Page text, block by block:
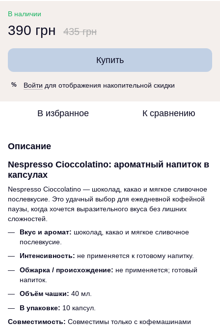
В наличии
390 грн 435 грн
Купить
% Войти для отображения накопительной скидки
В избранное К сравнению
Описание
Nespresso Cioccolatino: ароматный напиток в
капсулах
Nespresso Cioccolatino — шоколад, какао и мягкое сливочное
послевкусие. Это удачный выбор для ежедневной кофейной
паузы, когда хочется выразительного вкуса без лишних
сложностей.
Вкус и аромат: шоколад, какао и мягкое сливочное
послевкусие.
Интенсивность: не применяется к готовому напитку.
Обжарка / происхождение: не применяется; готовый
напиток.
Объём чашки: 40 мл.
В упаковке: 10 капсул.
Совместимость: Совместимы только с кофемашинами